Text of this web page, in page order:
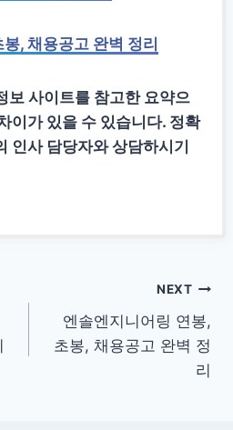
, 채용공고 완벽 정리
보 사이트를 참고한 요약으
이가 있을 수 있습니다. 정확
인사 담당자와 상담하시기
NEXT
엔솔엔지니어링 연봉,
초봉, 채용공고 완벽 정
리